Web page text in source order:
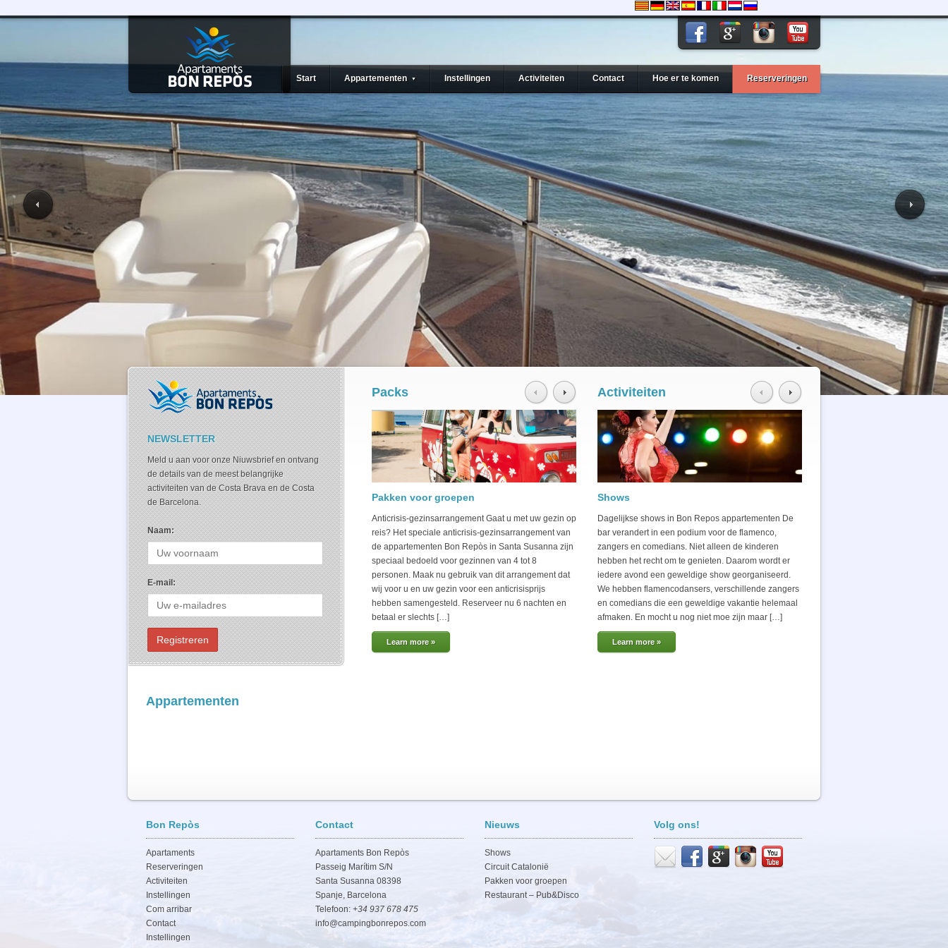
Start Appartementen ▼ Instellingen Activiteiten Contact Hoe er te komen Reserveringen
NEWSLETTER
Meld u aan voor onze Niuwsbrief en ontvang
de details van de meest belangrijke
activiteiten van de Costa Brava en de Costa
de Barcelona.
Naam:
E-mail:
Packs
Pakken voor groepen
Anticrisis-gezinsarrangement Gaat u met uw gezin op
reis? Het speciale anticrisis-gezinsarrangement van
de appartementen Bon Repòs in Santa Susanna zijn
speciaal bedoeld voor gezinnen van 4 tot 8
personen. Maak nu gebruik van dit arrangement dat
wij voor u en uw gezin voor een anticrisisprijs
hebben samengesteld. Reserveer nu 6 nachten en
betaal er slechts […]
Learn more »
Romantisch uitstapje
Romantisch uitstapje Voor 2 personen in Santa
Susanna. Zoekt u een ideale plek voor u en uw
partner? Wilt u een bijzonder weekend dat anders is?
Maak gebruik van deze aanbieding voor een
romantisch weekend met uw partner, een fantastisch
uitzicht op zee in een appartement direct aan het
strand met bijzondere en onvergetelijke details. […]
Activiteiten
Shows
Dagelijkse shows in Bon Repos appartementen De
bar verandert in een podium voor de flamenco,
zangers en comedians. Niet alleen de kinderen
hebben het recht om te genieten. Daarom wordt er
iedere avond een geweldige show georganiseerd.
We hebben flamencodansers, verschillende zangers
en comedians die een geweldige vakantie helemaal
afmaken. En mocht u nog niet moe zijn maar […]
Learn more »
Appartementen
Bon Repòs
Apartaments
Reserveringen
Activiteiten
Instellingen
Com arribar
Contact
Instellingen
Contact
Apartaments Bon Repòs
Passeig Marítim S/N
Santa Susanna 08398
Spanje, Barcelona
Telefoon: +34 937 678 475
info@campingbonrepos.com
Nieuws
Shows
Circuit Catalonië
Pakken voor groepen
Restaurant – Pub&Disco
Volg ons!